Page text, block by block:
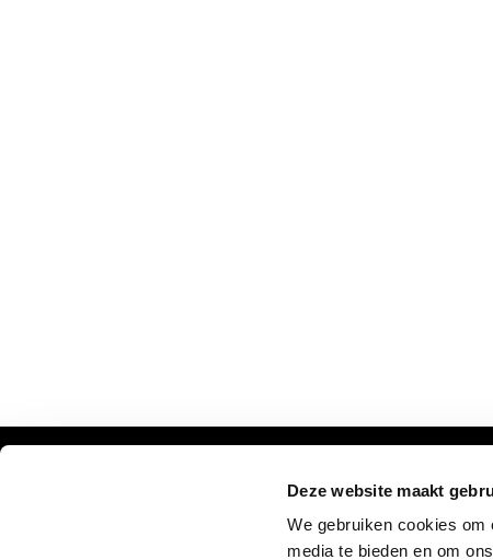
Deze website maakt
We gebruiken cookies
media te bieden en om